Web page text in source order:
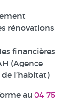
rénovations
financières
(Agence
l’habitat)
au 04 75